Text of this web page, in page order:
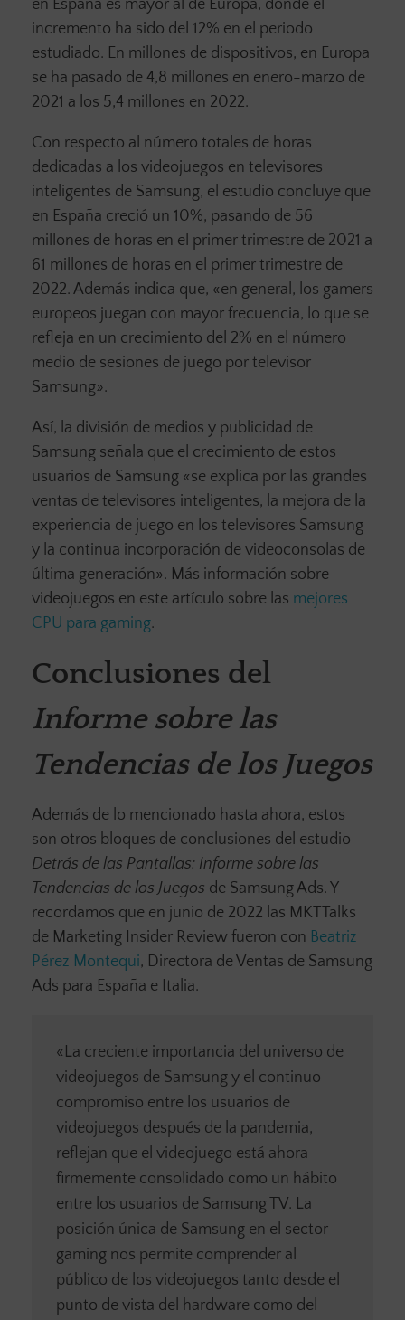
en España es mayor al de Europa, donde el
incremento ha sido del 12% en el periodo
estudiado. En millones de dispositivos, en Europa
se ha pasado de 4,8 millones en enero-marzo de
2021 a los 5,4 millones en 2022.
Con respecto al número totales de horas
dedicadas a los videojuegos en televisores
inteligentes de Samsung, el estudio concluye que
en España creció un 10%, pasando de 56
millones de horas en el primer trimestre de 2021 a
61 millones de horas en el primer trimestre de
2022. Además indica que, «en general, los gamers
europeos juegan con mayor frecuencia, lo que se
refleja en un crecimiento del 2% en el número
medio de sesiones de juego por televisor
Samsung».
Así, la división de medios y publicidad de
Samsung señala que el crecimiento de estos
usuarios de Samsung «se explica por las grandes
ventas de televisores inteligentes, la mejora de la
experiencia de juego en los televisores Samsung
y la continua incorporación de videoconsolas de
última generación». Más información sobre
videojuegos en este artículo sobre las mejores
CPU para gaming.
Conclusiones del
Informe sobre las
Tendencias de los Juegos
Además de lo mencionado hasta ahora, estos
son otros bloques de conclusiones del estudio
Detrás de las Pantallas: Informe sobre las
Tendencias de los Juegos de Samsung Ads. Y
recordamos que en junio de 2022 las MKTTalks
de Marketing Insider Review fueron con Beatriz
Pérez Montequi, Directora de Ventas de Samsung
Ads para España e Italia.
«La creciente importancia del universo de
videojuegos de Samsung y el continuo
compromiso entre los usuarios de
videojuegos después de la pandemia,
reflejan que el videojuego está ahora
firmemente consolidado como un hábito
entre los usuarios de Samsung TV. La
posición única de Samsung en el sector
gaming nos permite comprender al
público de los videojuegos tanto desde el
punto de vista del hardware como del